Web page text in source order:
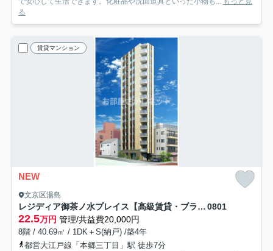
る
賃貸マンション
NEW
文京区湯島
レジディア御茶ノ水プレイス【高級賃貸・ブランドマンション】 0801
22.5万円 管理/共益費20,000円
8階 / 40.69㎡ / 1DK＋S(納戸) /築4年
都営大江戸線「本郷三丁目」駅 徒歩7分